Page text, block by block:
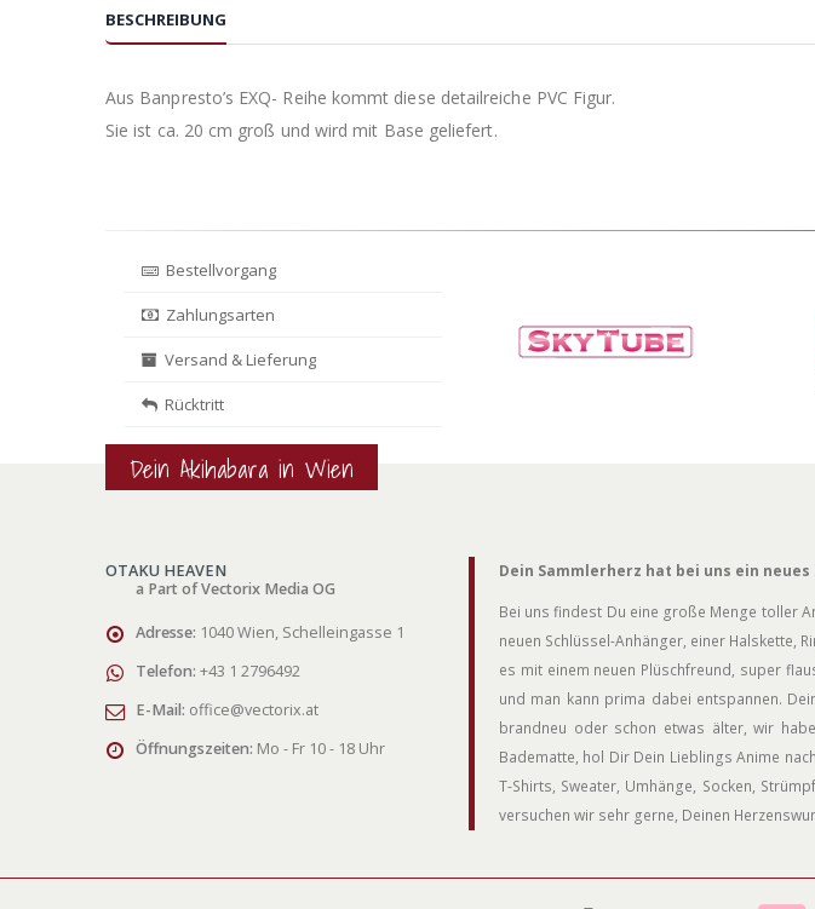
BESCHREIBUNG
Aus Banpresto’s EXQ- Reihe kommt diese detailreiche PVC Figur.
Sie ist ca. 20 cm groß und wird mit Base geliefert.
Bestellvorgang
Zahlungsarten
Versand & Lieferung
Rücktritt
Dein Akihabara in Wien
OTAKU HEAVEN
a Part of Vectorix Media OG
Adresse: 1040 Wien, Schelleingasse 1
Telefon: +43 1 2796492
E-Mail: office@vectorix.at
Öffnungszeiten: Mo - Fr 10 - 18 Uhr
Dein Sammlerherz hat bei uns ein
Bei uns findest Du eine große Menge toller
neuen Schlüssel-Anhänger, einer Halskette,
es mit einem neuen Plüschfreund, super
und man kann prima dabei entspannen.
brandneu oder schon etwas älter, wir
Badematte, hol Dir Dein Lieblings Anime
T-Shirts, Sweater, Umhänge, Socken,
versuchen wir sehr gerne, Deinen